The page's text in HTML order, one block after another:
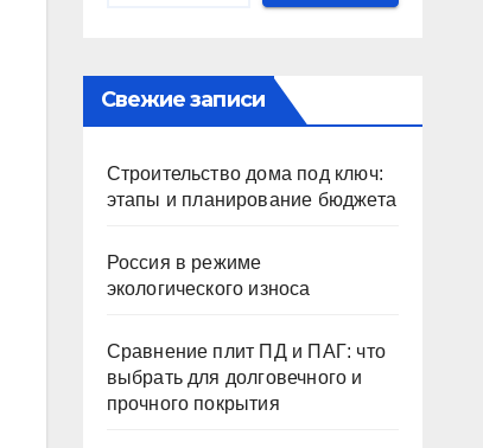
Свежие записи
Строительство дома под ключ:
этапы и планирование бюджета
Россия в режиме
экологического износа
Сравнение плит ПД и ПАГ: что
выбрать для долговечного и
прочного покрытия